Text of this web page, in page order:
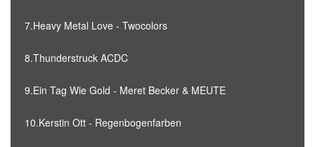
7.Heavy Metal Love - Twocolors
8.Thunderstruck ACDC
9.Ein Tag Wie Gold - Meret Becker & MEUTE
10.Kerstin Ott - Regenbogenfarben